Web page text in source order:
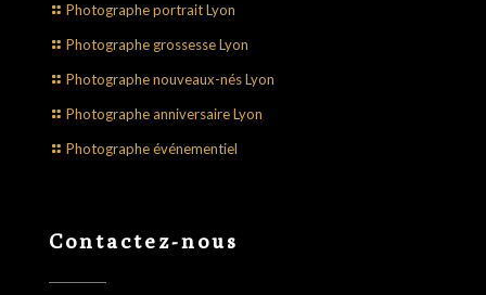
Photographe portrait Lyon
Photographe grossesse Lyon
Photographe nouveaux-nés Lyon
Photographe anniversaire Lyon
Photographe événementiel
Contactez-nous